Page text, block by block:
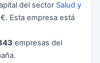
del sector Salud y
Esta empresa está
empresas del